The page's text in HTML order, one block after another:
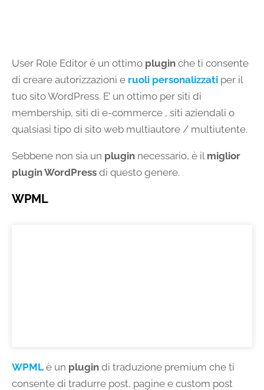
User Role Editor è un ottimo plugin che ti consente
di creare autorizzazioni e ruoli personalizzati per il
tuo sito WordPress. E’ un ottimo per siti di
membership, siti di e-commerce , siti aziendali o
qualsiasi tipo di sito web multiautore / multiutente.
Sebbene non sia un plugin necessario, è il miglior
plugin WordPress di questo genere.
WPML
WPML è un plugin di traduzione premium che ti
consente di tradurre post, pagine e custom post